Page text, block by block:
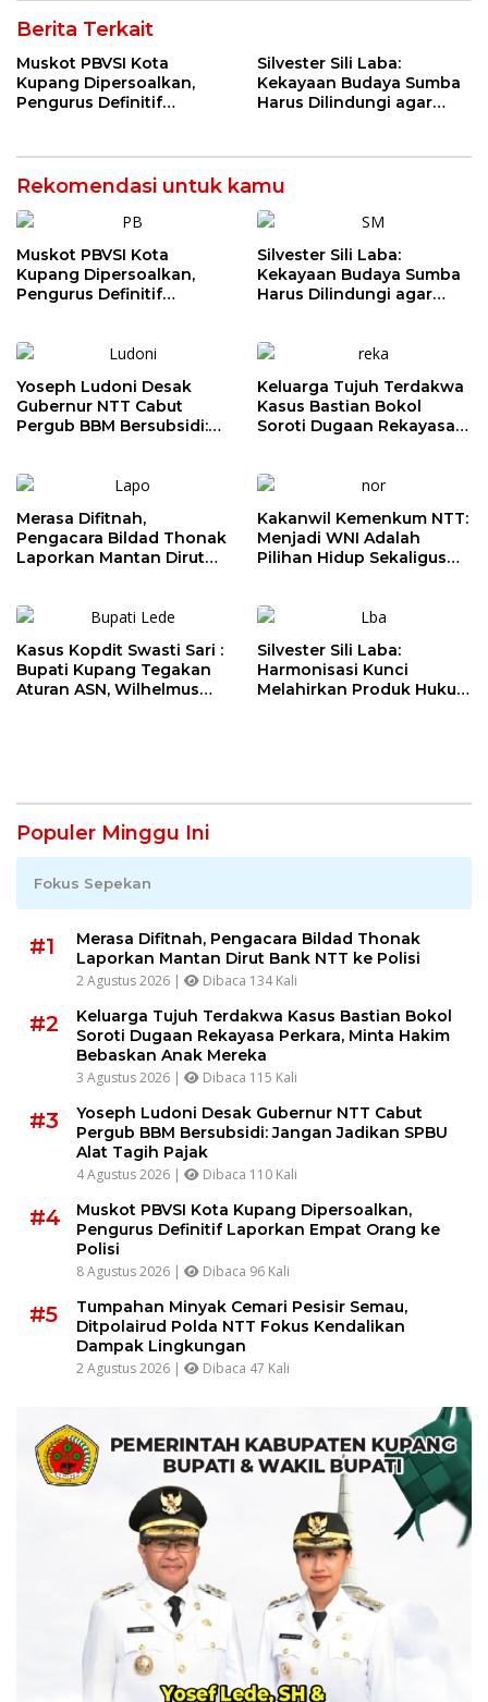
Berita Terkait
Muskot PBVSI Kota
Kupang Dipersoalkan,
Pengurus Definitif
Silvester Sili Laba:
Kekayaan Budaya Sumba
Harus Dilindungi agar
Rekomendasi untuk kamu
Muskot PBVSI Kota
Kupang Dipersoalkan,
Pengurus Definitif
Silvester Sili Laba:
Kekayaan Budaya Sumba
Harus Dilindungi agar
Yoseph Ludoni Desak
Gubernur NTT Cabut
Pergub BBM Bersubsidi:
Keluarga Tujuh Terdakwa
Kasus Bastian Bokol
Soroti Dugaan Rekayasa
Merasa Difitnah,
Pengacara Bildad Thonak
Laporkan Mantan Dirut
Kakanwil Kemenkum NTT:
Menjadi WNI Adalah
Pilihan Hidup Sekaligus
Kasus Kopdit Swasti Sari :
Bupati Kupang Tegakan
Aturan ASN, Wilhelmus
Silvester Sili Laba:
Harmonisasi Kunci
Melahirkan Produk Hukum
Populer Minggu Ini
Fokus Sepekan
#1
Merasa Difitnah, Pengacara Bildad Thonak
Laporkan Mantan Dirut Bank NTT ke Polisi
2 Agustus 2026 | Dibaca 134 Kali
#2
Keluarga Tujuh Terdakwa Kasus Bastian Bokol
Soroti Dugaan Rekayasa Perkara, Minta Hakim
Bebaskan Anak Mereka
3 Agustus 2026 | Dibaca 115 Kali
#3
Yoseph Ludoni Desak Gubernur NTT Cabut
Pergub BBM Bersubsidi: Jangan Jadikan SPBU
Alat Tagih Pajak
4 Agustus 2026 | Dibaca 110 Kali
#4
Muskot PBVSI Kota Kupang Dipersoalkan,
Pengurus Definitif Laporkan Empat Orang ke
Polisi
8 Agustus 2026 | Dibaca 96 Kali
#5
Tumpahan Minyak Cemari Pesisir Semau,
Ditpolairud Polda NTT Fokus Kendalikan
Dampak Lingkungan
2 Agustus 2026 | Dibaca 47 Kali